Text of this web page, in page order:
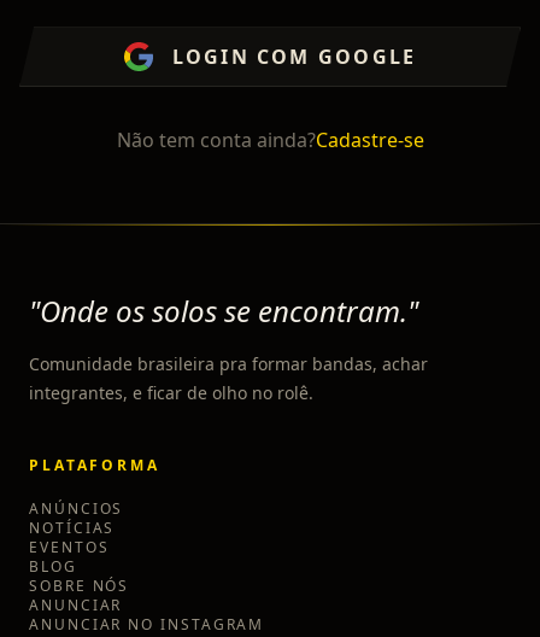
LOGIN COM GOOGLE
Não tem conta ainda?Cadastre-se
"Onde os solos se encontram."
Comunidade brasileira pra formar bandas, achar
integrantes, e ficar de olho no rolê.
PLATAFORMA
ANÚNCIOS
NOTÍCIAS
EVENTOS
BLOG
SOBRE NÓS
ANUNCIAR
ANUNCIAR NO INSTAGRAM